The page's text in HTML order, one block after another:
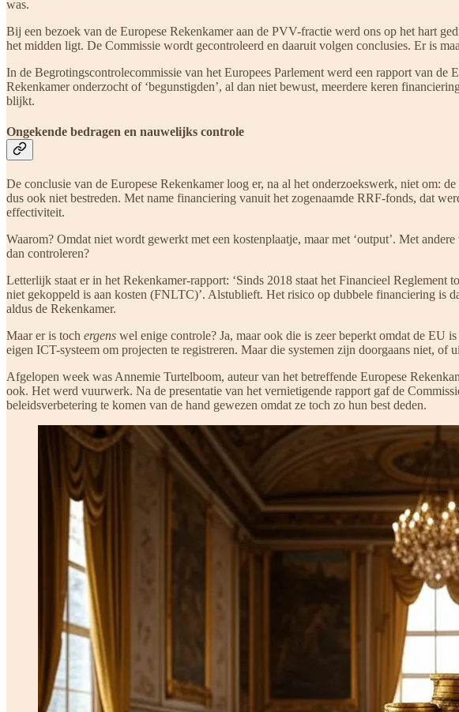
was.
Bij een bezoek van de Europese Rekenkamer aan de PVV-fractie werd ons op het hart
het midden ligt. De Commissie wordt gecontroleerd en daaruit volgen conclusies. Er is
In de Begrotingscontrolecommissie van het Europees Parlement werd een rapport van de
Rekenkamer onderzocht of ‘begunstigden’, al dan niet bewust, meerdere keren
blijkt.
Ongekende bedragen en nauwelijks controle
De conclusie van de Europese Rekenkamer loog er, na al het onderzoekswerk, niet om:
dus ook niet bestreden. Met name financiering vanuit het zogenaamde RRF-fonds, dat
effectiviteit.
Waarom? Omdat niet wordt gewerkt met een kostenplaatje, maar met ‘output’. Met
dan controleren?
Letterlijk staat er in het Rekenkamer-rapport: ‘Sinds 2018 staat het Financieel Reglement
niet gekoppeld is aan kosten (FNLTC)’. Alstublieft. Het risico op dubbele financiering is
aldus de Rekenkamer.
Maar er is toch ergens wel enige controle? Ja, maar ook die is zeer beperkt omdat de EU
eigen ICT-systeem om projecten te registreren. Maar die systemen zijn doorgaans niet,
Afgelopen week was Annemie Turtelboom, auteur van het betreffende Europese
ook. Het werd vuurwerk. Na de presentatie van het vernietigende rapport gaf de
beleidsverbetering te komen van de hand gewezen omdat ze toch zo hun best deden.